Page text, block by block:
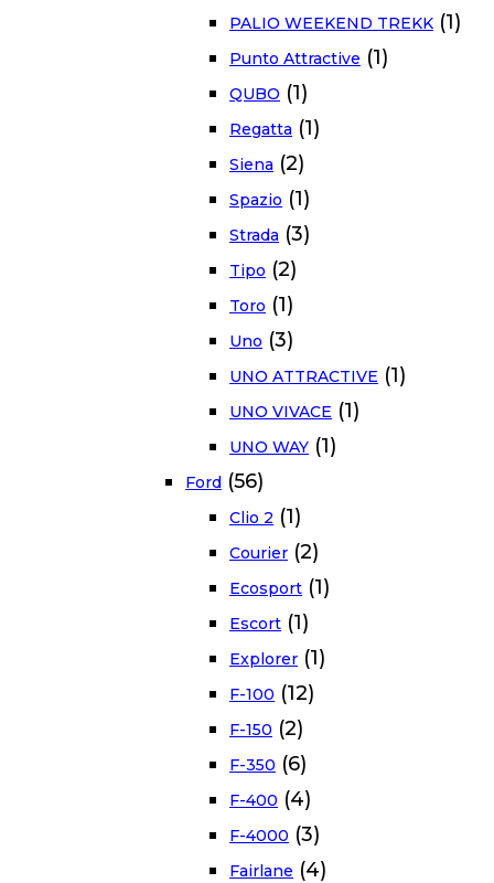
PALIO WEEKEND TREKK (1)
Punto Attractive (1)
QUBO (1)
Regatta (1)
Siena (2)
Spazio (1)
Strada (3)
Tipo (2)
Toro (1)
Uno (3)
UNO ATTRACTIVE (1)
UNO VIVACE (1)
UNO WAY (1)
Ford (56)
Clio 2 (1)
Courier (2)
Ecosport (1)
Escort (1)
Explorer (1)
F-100 (12)
F-150 (2)
F-350 (6)
F-400 (4)
F-4000 (3)
Fairlane (4)